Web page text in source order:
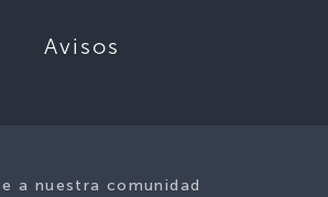
Avisos
a nuestra comunidad